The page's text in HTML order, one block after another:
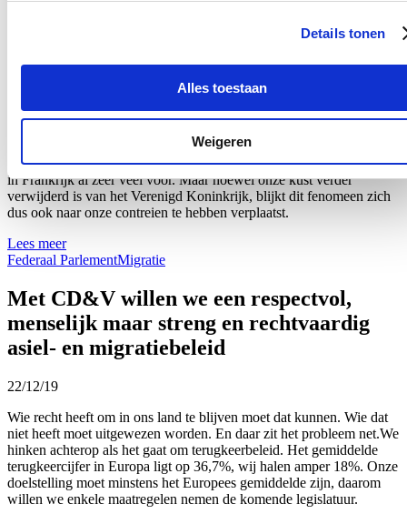
Details tonen
Alles toestaan
Weigeren
Oversteek transmigranten in bootje
24/01/20
Transmigranten probeerden in een bootje de Noordzee over te
steken richting Verenigd Koninkrijk. Dergelijke oversteken komen
in Frankrijk al zeer veel voor. Maar hoewel onze kust verder
verwijderd is van het Verenigd Koninkrijk, blijkt dit fenomeen zich
dus ook naar onze contreien te hebben verplaatst.
Lees meer
Federaal ParlementMigratie
Met CD&V willen we een respectvol,
menselijk maar streng en rechtvaardig
asiel- en migratiebeleid
22/12/19
Wie recht heeft om in ons land te blijven moet dat kunnen. Wie dat
niet heeft moet uitgewezen worden. En daar zit het probleem net.We
hinken achterop als het gaat om terugkeerbeleid. Het gemiddelde
terugkeercijfer in Europa ligt op 36,7%, wij halen amper 18%. Onze
doelstelling moet minstens het Europees gemiddelde zijn, daarom
willen we enkele maatregelen nemen de komende legislatuur.